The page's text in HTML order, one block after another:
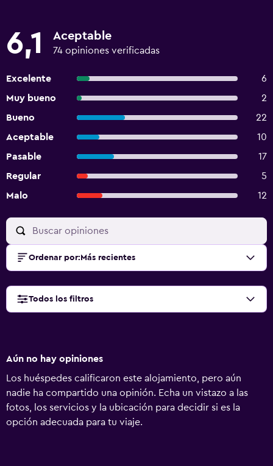
6,1 Aceptable
74 opiniones verificadas
Excelente
6
Muy bueno
2
Bueno
22
Aceptable
10
Pasable
17
Regular
5
Malo
12
Ordenar por: Más recientes
Todos los filtros
Aún no hay opiniones
Los huéspedes calificaron este alojamiento, pero aún
nadie ha compartido una opinión. Echa un vistazo a las
fotos, los servicios y la ubicación para decidir si es la
opción adecuada para tu viaje.